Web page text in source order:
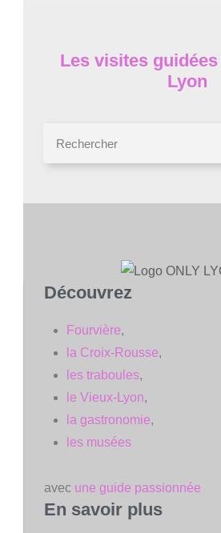
Les visites guidées
Lyon
Découvrez
Fourvière,
la Croix-Rousse,
les traboules,
le Vieux-Lyon,
la gastronomie,
les musées
avec une guide passionnée
En savoir plus